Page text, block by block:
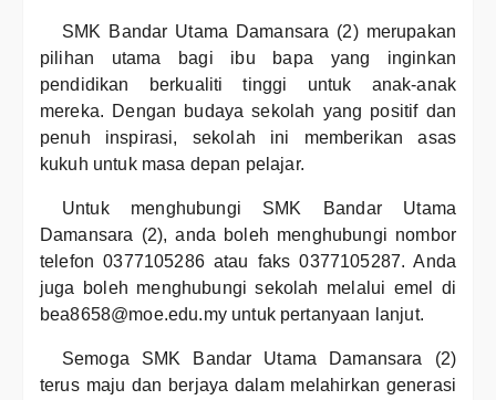
SMK Bandar Utama Damansara (2) merupakan
pilihan utama bagi ibu bapa yang inginkan
pendidikan berkualiti tinggi untuk anak-anak
mereka. Dengan budaya sekolah yang positif dan
penuh inspirasi, sekolah ini memberikan asas
kukuh untuk masa depan pelajar.
Untuk menghubungi SMK Bandar Utama
Damansara (2), anda boleh menghubungi nombor
telefon 0377105286 atau faks 0377105287. Anda
juga boleh menghubungi sekolah melalui emel di
bea8658@moe.edu.my untuk pertanyaan lanjut.
Semoga SMK Bandar Utama Damansara (2)
terus maju dan berjaya dalam melahirkan generasi